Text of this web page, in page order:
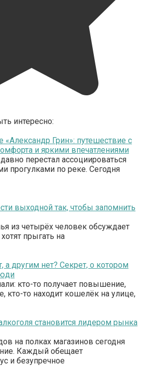
интересно:
«Александр Грин»: путешествие с
и яркими впечатлениями
перестал ассоциироваться
прогулками по реке. Сегодня
выходной так, чтобы запомнить
из четырёх человек обсуждает
прыгать на
а другим нет? Секрет, о котором
кто-то получает повышение,
кто-то находит кошелёк на улице,
становится лидером рынка
на полках магазинов сегодня
Каждый обещает
и безупречное